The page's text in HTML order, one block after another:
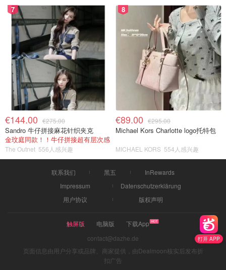
打开 APP
7
€144.00 €275.00
Sandro 牛仔拼接麻花针织夹克
金玟庭同款！！牛仔拼接超有层次感
The Outnet 556人感兴趣
8
€89.00 €295.00
Michael Kors Charlotte logo托特包
MICHAEL KORS 554人感兴趣
联系我们 黑五
InRewards
Impressum
Datenschutzerklärung
用户协议
版权声明
触屏版 电脑版
下载App
contact@dazhe.de
页面信息由用户分享或品牌、商家提供，由Dealmoon核实后发布折
扣广告